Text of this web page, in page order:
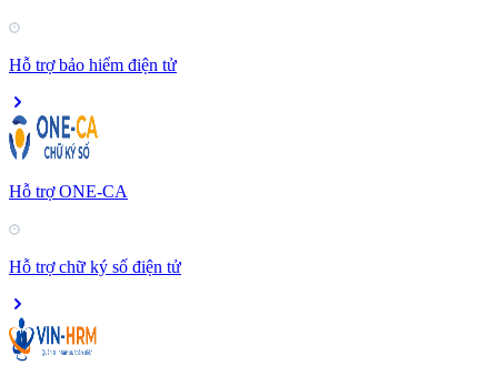
Hỗ trợ bảo hiểm điện tử
Hỗ trợ ONE-CA
Hỗ trợ chữ ký số điện tử